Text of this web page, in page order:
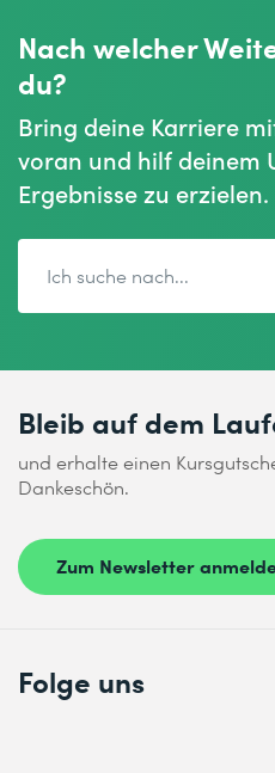
Nach welcher
du?
Bring deine Karriere
voran und hilf deinem
Ergebnisse zu erzielen.
Bleib auf dem
und erhalte einen
Dankeschön.
Zum Newsletter
Folge uns